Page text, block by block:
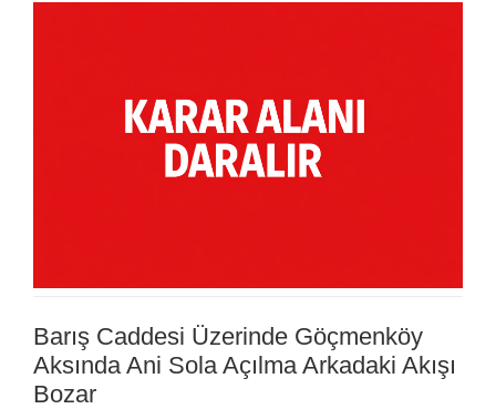
Barış Caddesi Üzerinde Göçmenköy
Aksında Ani Sola Açılma Arkadaki Akışı
Bozar